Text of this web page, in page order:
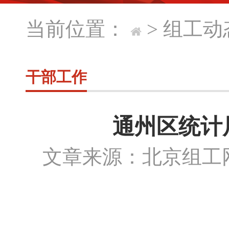
当前位置： > 组工动
干部工作
通州区统
文章来源：北京